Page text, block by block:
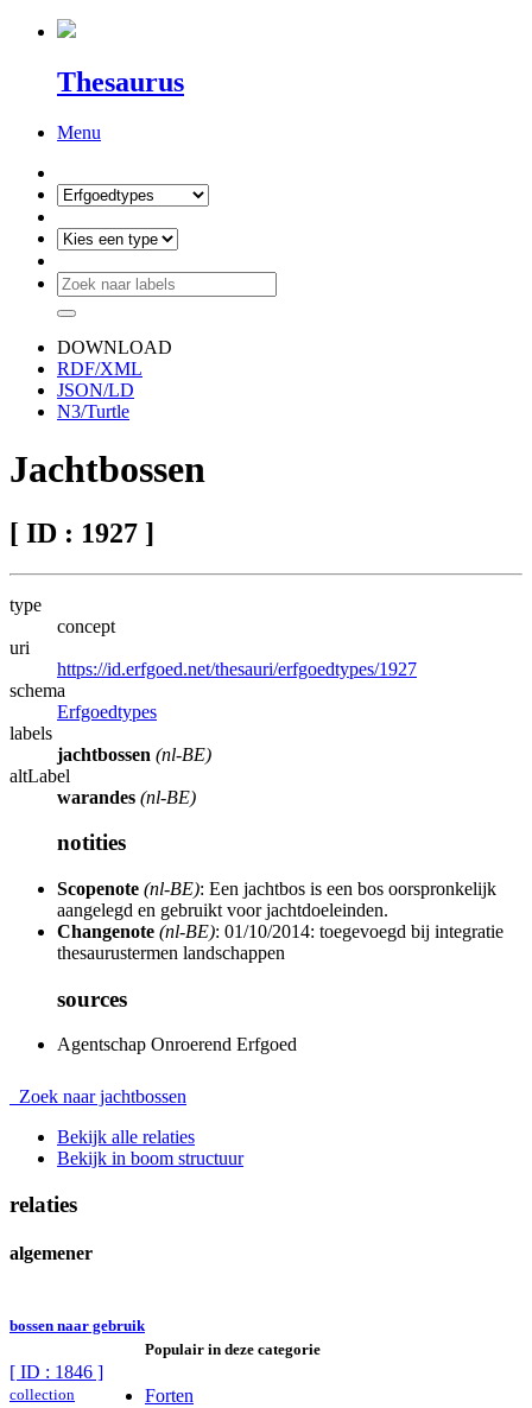
Thesaurus
Menu
DOWNLOAD
RDF/XML
JSON/LD
N3/Turtle
Jachtbossen
[ ID : 1927 ]
type
concept
uri
https://id.erfgoed.net/thesauri/erfgoedtypes/1927
schema
Erfgoedtypes
labels
jachtbossen (nl-BE)
altLabel
warandes (nl-BE)
notities
Scopenote (nl-BE): Een jachtbos is een bos oorspronkelijk
aangelegd en gebruikt voor jachtdoeleinden.
Changenote (nl-BE): 01/10/2014: toegevoegd bij integratie
thesaurustermen landschappen
sources
Agentschap Onroerend Erfgoed
Zoek naar jachtbossen
Bekijk alle relaties
Bekijk in boom structuur
relaties
algemener
bossen naar gebruik
[ ID : 1846 ]
collection
Populair in deze categorie
Forten